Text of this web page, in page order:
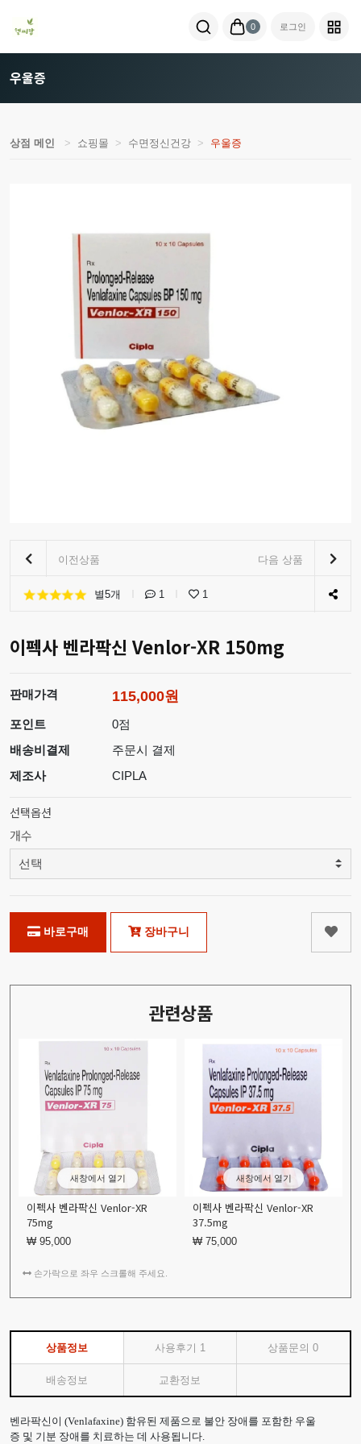
0 로그인
우울증
상점 메인 쇼핑몰 수면정신건강 우울증
이전상품 다음 상품
별5개 1 1
이펙사 벤라팍신 Venlor-XR 150mg
판매가격 115,000원
포인트
0점
배송비결제
주문시 결제
제조사
CIPLA
선택옵션
개수
바로구매 장바구니
관련상품
새창에서 열기
이펙사 벤라팍신 Venlor-XR
75mg
₩ 95,000
새창에서 열기
이펙사 벤라팍신 Venlor-XR
37.5mg
₩ 75,000
손가락으로 좌우 스크롤해 주세요.
상품정보 사용후기 1 상품문의0
배송정보 교환정보
벤라팍신이 (Venlafaxine) 함유된 제품으로 불안 장애를 포함한 우울
증 및 기분 장애를 치료하는 데 사용됩니다.